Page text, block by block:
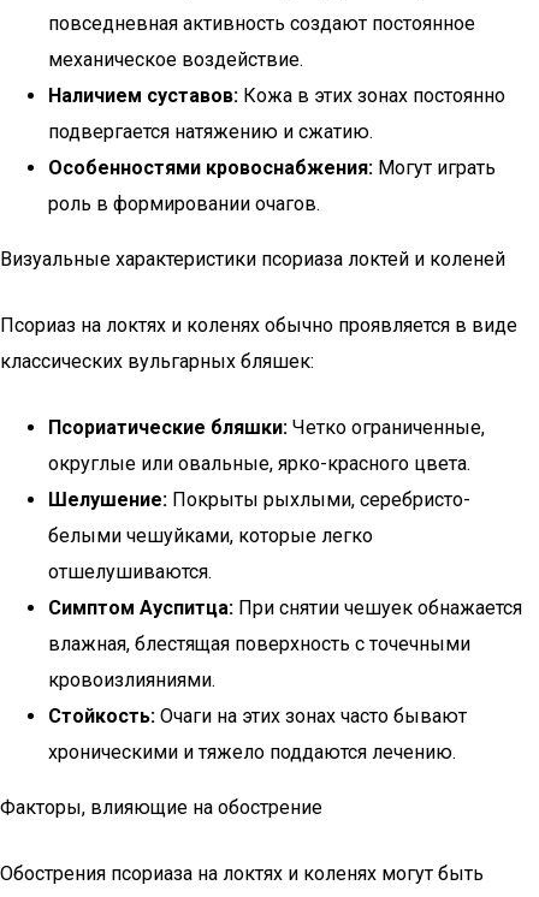
повседневная активность создают постоянное
механическое воздействие.
Наличием суставов: Кожа в этих зонах постоянно
подвергается натяжению и сжатию.
Особенностями кровоснабжения: Могут играть
роль в формировании очагов.
Визуальные характеристики псориаза локтей и коленей
Псориаз на локтях и коленях обычно проявляется в виде
классических вульгарных бляшек:
Псориатические бляшки: Четко ограниченные,
округлые или овальные, ярко-красного цвета.
Шелушение: Покрыты рыхлыми, серебристо-
белыми чешуйками, которые легко
отшелушиваются.
Симптом Ауспитца: При снятии чешуек обнажается
влажная, блестящая поверхность с точечными
кровоизлияниями.
Стойкость: Очаги на этих зонах часто бывают
хроническими и тяжело поддаются лечению.
Факторы, влияющие на обострение
Обострения псориаза на локтях и коленях могут быть